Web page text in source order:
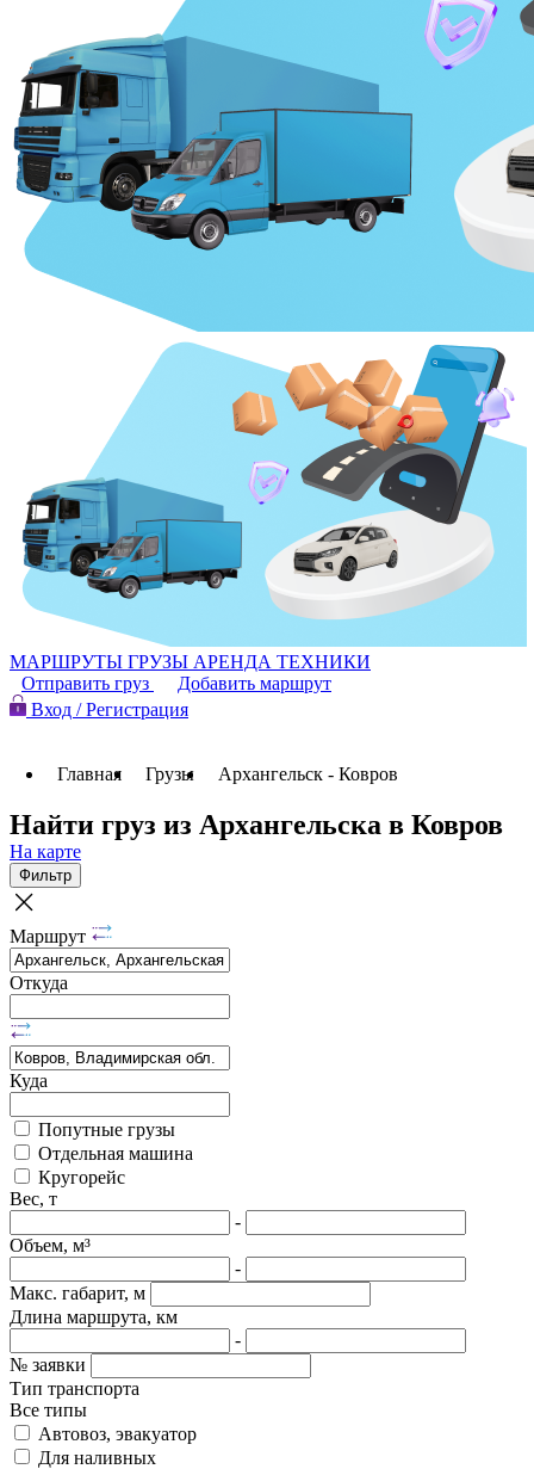
МАРШРУТЫ ГРУЗЫ АРЕНДА ТЕХНИКИ
Отправить груз
Добавить маршрут
Вход / Регистрация
Главная Грузы Архангельск - Ковров
Найти груз из Архангельска в Ковров
На карте
Фильтр
Маршрут
Откуда
Куда
Попутные грузы
Отдельная машина
Кругорейс
Вес, т
-
Объем, м³
-
Макс. габарит, м
Длина маршрута, км
-
№ заявки
Тип транспорта
Все типы
Автовоз, эвакуатор
Для наливных